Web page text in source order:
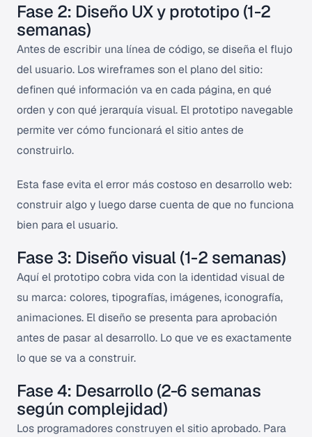
Fase 2: Diseño UX y prototipo (1-2
semanas)
Antes de escribir una línea de código, se diseña el flujo
del usuario. Los wireframes son el plano del sitio:
definen qué información va en cada página, en qué
orden y con qué jerarquía visual. El prototipo navegable
permite ver cómo funcionará el sitio antes de
construirlo.
Esta fase evita el error más costoso en desarrollo web:
construir algo y luego darse cuenta de que no funciona
bien para el usuario.
Fase 3: Diseño visual (1-2 semanas)
Aquí el prototipo cobra vida con la identidad visual de
su marca: colores, tipografías, imágenes, iconografía,
animaciones. El diseño se presenta para aprobación
antes de pasar al desarrollo. Lo que ve es exactamente
lo que se va a construir.
Fase 4: Desarrollo (2-6 semanas
según complejidad)
Los programadores construyen el sitio aprobado. Para